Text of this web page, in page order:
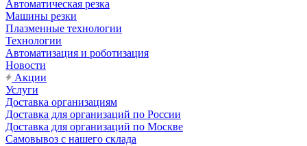
Автоматическая резка
Машины резки
Плазменные технологии
Технологии
Автоматизация и роботизация
Новости
Акции
Услуги
Доставка организациям
Доставка для организаций по России
Доставка для организаций по Москве
Самовывоз с нашего склада